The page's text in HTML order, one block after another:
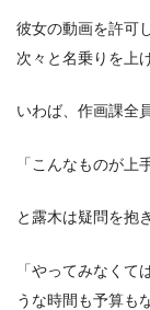
彼女の動画を許可
次々と名乗りを上
いわば、作画課全
「こんなものが上
と露木は疑問を抱
「やってみなくて
うな時間も予算も